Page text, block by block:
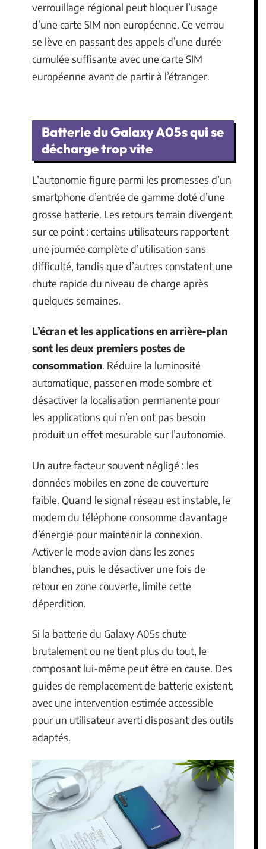
verrouillage régional peut bloquer l’usage
d’une carte SIM non européenne. Ce verrou
se lève en passant des appels d’une durée
cumulée suffisante avec une carte SIM
européenne avant de partir à l’étranger.
Batterie du Galaxy A05s qui se
décharge trop vite
L’autonomie figure parmi les promesses d’un
smartphone d’entrée de gamme doté d’une
grosse batterie. Les retours terrain divergent
sur ce point : certains utilisateurs rapportent
une journée complète d’utilisation sans
difficulté, tandis que d’autres constatent une
chute rapide du niveau de charge après
quelques semaines.
L’écran et les applications en arrière-plan
sont les deux premiers postes de
consommation. Réduire la luminosité
automatique, passer en mode sombre et
désactiver la localisation permanente pour
les applications qui n’en ont pas besoin
produit un effet mesurable sur l’autonomie.
Un autre facteur souvent négligé : les
données mobiles en zone de couverture
faible. Quand le signal réseau est instable, le
modem du téléphone consomme davantage
d’énergie pour maintenir la connexion.
Activer le mode avion dans les zones
blanches, puis le désactiver une fois de
retour en zone couverte, limite cette
déperdition.
Si la batterie du Galaxy A05s chute
brutalement ou ne tient plus du tout, le
composant lui-même peut être en cause. Des
guides de remplacement de batterie existent,
avec une intervention estimée accessible
pour un utilisateur averti disposant des outils
adaptés.